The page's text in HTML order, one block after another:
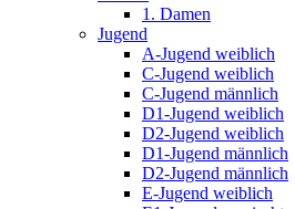
1. Damen
Jugend
A-Jugend weiblich
C-Jugend weiblich
C-Jugend männlich
D1-Jugend weiblich
D2-Jugend weiblich
D1-Jugend männlich
D2-Jugend männlich
E-Jugend weiblich